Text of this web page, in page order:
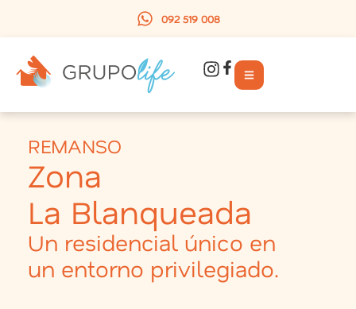
092 519 008
REMANSO
Zona
La Blanqueada
Un residencial único en
un entorno privilegiado.